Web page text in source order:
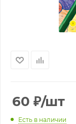
60 ₽/шт
Есть в наличии